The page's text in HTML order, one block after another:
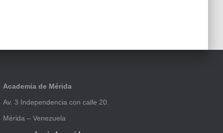
Academia de Mérida
Av. 3 Independencia con calle 20.
Mérida – Venezuela